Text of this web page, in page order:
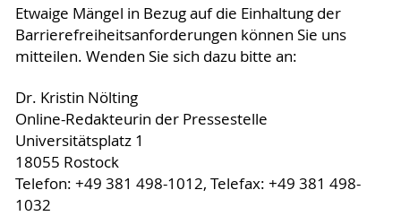
Etwaige Mängel in Bezug auf die Einhaltung der
Barrierefreiheitsanforderungen können Sie uns
mitteilen. Wenden Sie sich dazu bitte an:
Dr. Kristin Nölting
Online-Redakteurin der Pressestelle
Universitätsplatz 1
18055 Rostock
Telefon: +49 381 498-1012, Telefax: +49 381 498-
1032